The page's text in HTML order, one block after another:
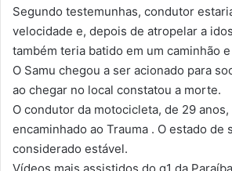
Segundo testemunhas, condutor
velocidade e, depois de atropelar a
também teria batido em um caminhão
O Samu chegou a ser acionado para
ao chegar no local constatou a morte.
O condutor da motocicleta, de 29
encaminhado ao Trauma . O estado de
considerado estável.
Vídeos mais assistidos do g1 da Paraíba